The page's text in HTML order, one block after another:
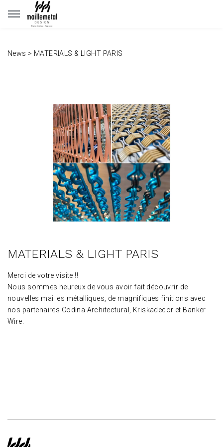
Panneau de gestion des cookies
News > MATERIALS & LIGHT PARIS
MATERIALS & LIGHT PARIS
Merci de votre visite !!
Nous sommes heureux de vous avoir fait découvrir de
nouvelles mailles métalliques, de magnifiques finitions avec
nos partenaires Codina Architectural, Kriskadecor et Banker
Wire.